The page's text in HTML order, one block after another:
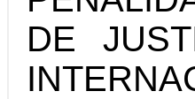
DE